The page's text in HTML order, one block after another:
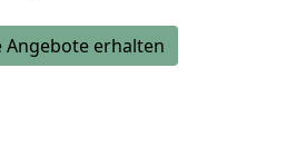
Angebote erhalten